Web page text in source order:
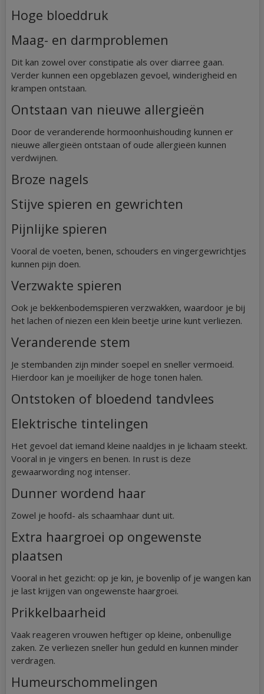
Hoge bloeddruk
Maag- en darmproblemen
Dit kan zowel over constipatie als over diarree gaan.
Verder kunnen een opgeblazen gevoel, winderigheid en
krampen ontstaan.
Ontstaan van nieuwe allergieën
Door de veranderende hormoonhuishouding kunnen er
nieuwe allergieën ontstaan of oude allergieën kunnen
verdwijnen.
Broze nagels
Stijve spieren en gewrichten
Pijnlijke spieren
Vooral de voeten, benen, schouders en vingergewrichtjes
kunnen pijn doen.
Verzwakte spieren
Ook je bekkenbodemspieren verzwakken, waardoor je bij
het lachen of niezen een klein beetje urine kunt verliezen.
Veranderende stem
Je stembanden zijn minder soepel en sneller vermoeid.
Hierdoor kan je moeilijker de hoge tonen halen.
Ontstoken of bloedend tandvlees
Elektrische tintelingen
Het gevoel dat iemand kleine naaldjes in je lichaam steekt.
Vooral in je vingers en benen. In rust is deze
gewaarwording nog intenser.
Dunner wordend haar
Zowel je hoofd- als schaamhaar dunt uit.
Extra haargroei op ongewenste
plaatsen
Vooral in het gezicht: op je kin, je bovenlip of je wangen kan
je last krijgen van ongewenste haargroei.
Prikkelbaarheid
Vaak reageren vrouwen heftiger op kleine, onbenullige
zaken. Ze verliezen sneller hun geduld en kunnen minder
verdragen.
Humeurschommelingen